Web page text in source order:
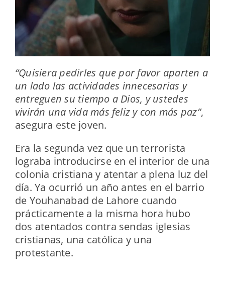
“Quisiera pedirles que por favor aparten a
un lado las actividades innecesarias y
entreguen su tiempo a Dios, y ustedes
vivirán una vida más feliz y con más paz”,
asegura este joven.
Era la segunda vez que un terrorista
lograba introducirse en el interior de una
colonia cristiana y atentar a plena luz del
día. Ya ocurrió un año antes en el barrio
de Youhanabad de Lahore cuando
prácticamente a la misma hora hubo
dos atentados contra sendas iglesias
cristianas, una católica y una
protestante.